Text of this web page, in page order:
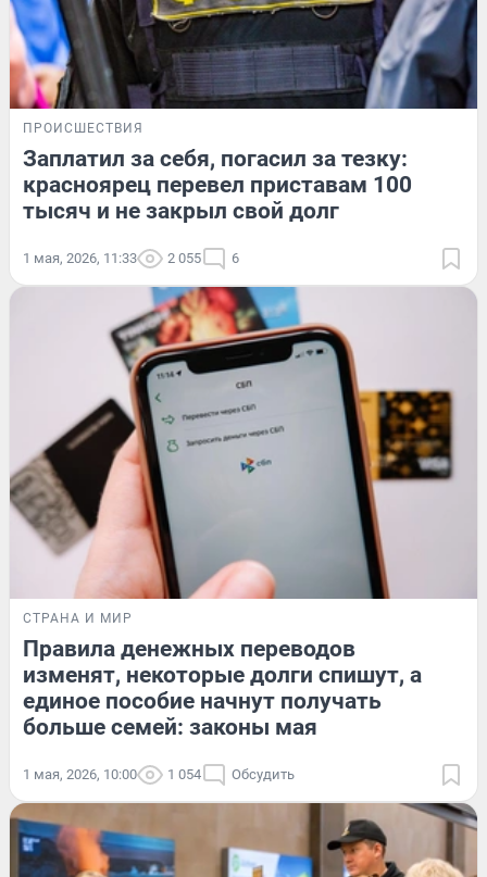
ПРОИСШЕСТВИЯ
Заплатил за себя, погасил за тезку:
красноярец перевел приставам 100
тысяч и не закрыл свой долг
1 мая, 2026, 11:33 2 055 6
СТРАНА И МИР
Правила денежных переводов
изменят, некоторые долги спишут, а
единое пособие начнут получать
больше семей: законы мая
1 мая, 2026, 10:00 1 054 Обсудить